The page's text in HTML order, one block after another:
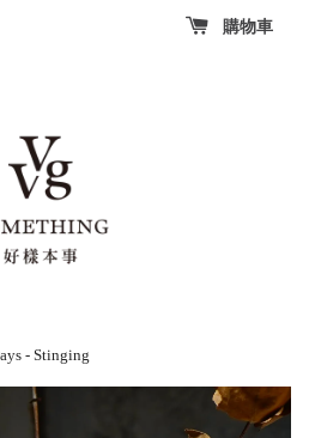
購物車
- Stinging